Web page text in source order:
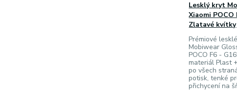
Lesklý kryt
Xiaomi POCO
Zlatavé kvítky
Prémiové
Mobiwear
POCO F6 -
materiál Plast
po všech
potisk, tenké
přichycení na